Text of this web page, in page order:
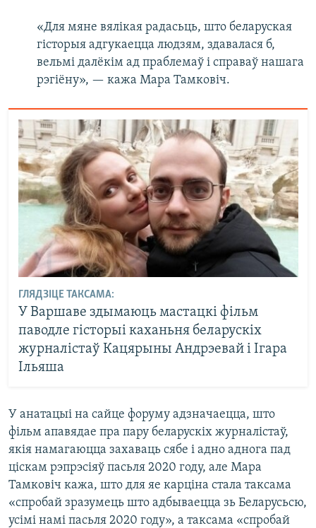
«Для мяне вялікая радасьць, што беларуская
гісторыя адгукаецца людзям, здавалася б,
вельмі далёкім ад праблемаў і справаў нашага
рэгіёну», — кажа Мара Тамковіч.
ГЛЯДЗІЦЕ ТАКСАМА:
У Варшаве здымаюць мастацкі фільм
паводле гісторыі каханьня беларускіх
журналістаў Кацярыны Андрэевай і Ігара
Ільяша
У анатацыі на сайце форуму адзначаецца, што
фільм апавядае пра пару беларускіх журналістаў,
якія намагаюцца захаваць сябе і адно аднога пад
ціскам рэпрэсіяў пасьля 2020 году, але Мара
Тамковіч кажа, што для яе карціна стала таксама
«спробай зразумець што адбываецца зь Беларусьсю,
усімі намі пасьля 2020 году», а таксама «спробай